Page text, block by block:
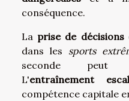
conséquence.
La prise de décisions
dans les sports
seconde peut
L'entraînement
compétence capitale